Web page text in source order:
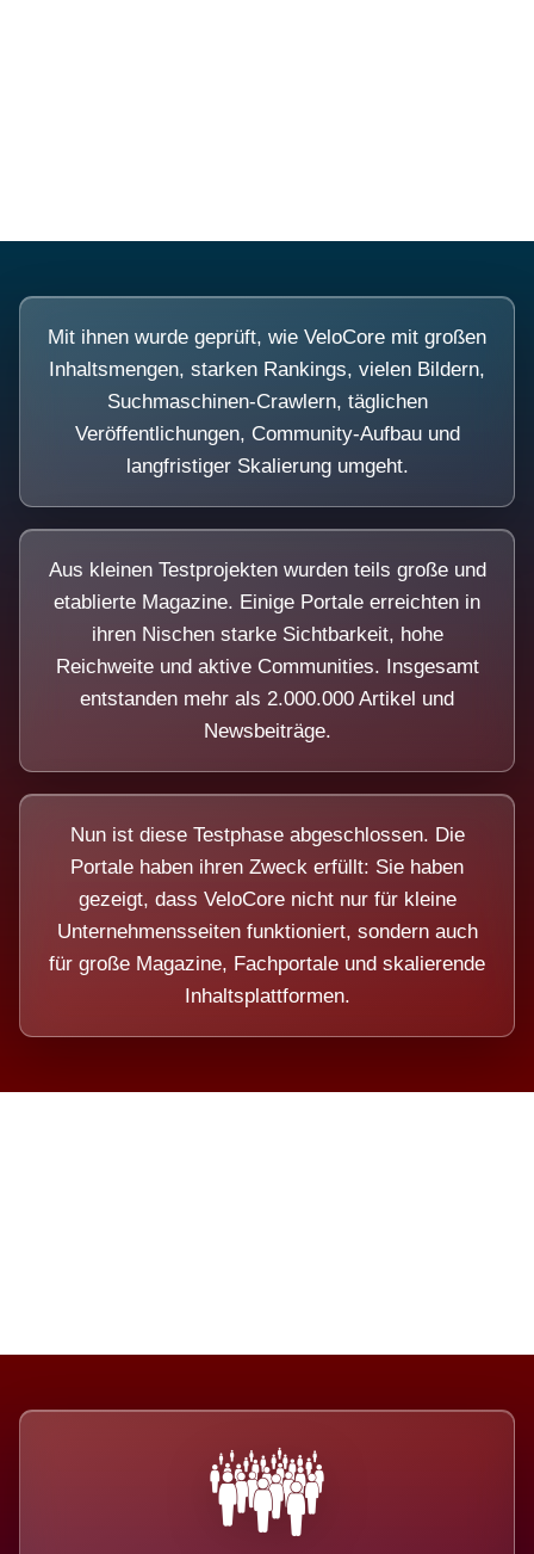
Mit ihnen wurde geprüft, wie VeloCore mit großen
Inhaltsmengen, starken Rankings, vielen Bildern,
Suchmaschinen-Crawlern, täglichen
Veröffentlichungen, Community-Aufbau und
langfristiger Skalierung umgeht.
Aus kleinen Testprojekten wurden teils große und
etablierte Magazine. Einige Portale erreichten in
ihren Nischen starke Sichtbarkeit, hohe
Reichweite und aktive Communities. Insgesamt
entstanden mehr als 2.000.000 Artikel und
Newsbeiträge.
Nun ist diese Testphase abgeschlossen. Die
Portale haben ihren Zweck erfüllt: Sie haben
gezeigt, dass VeloCore nicht nur für kleine
Unternehmensseiten funktioniert, sondern auch
für große Magazine, Fachportale und skalierende
Inhaltsplattformen.